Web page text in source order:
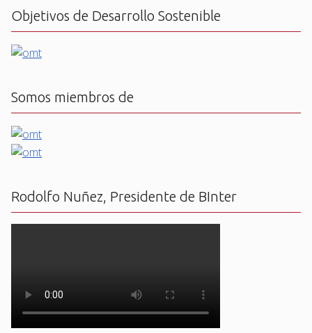
Objetivos de Desarrollo Sostenible
Somos miembros de
Rodolfo Nuñez, Presidente de BInter